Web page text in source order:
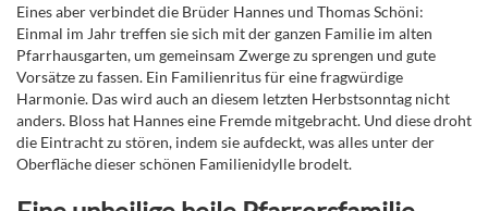
Eines aber verbindet die Brüder Hannes und Thomas Schöni:
Einmal im Jahr treffen sie sich mit der ganzen Familie im alten
Pfarrhausgarten, um gemeinsam Zwerge zu sprengen und gute
Vorsätze zu fassen. Ein Familienritus für eine fragwürdige
Harmonie. Das wird auch an diesem letzten Herbstsonntag nicht
anders. Bloss hat Hannes eine Fremde mitgebracht. Und diese droht
die Eintracht zu stören, indem sie aufdeckt, was alles unter der
Oberfläche dieser schönen Familienidylle brodelt.